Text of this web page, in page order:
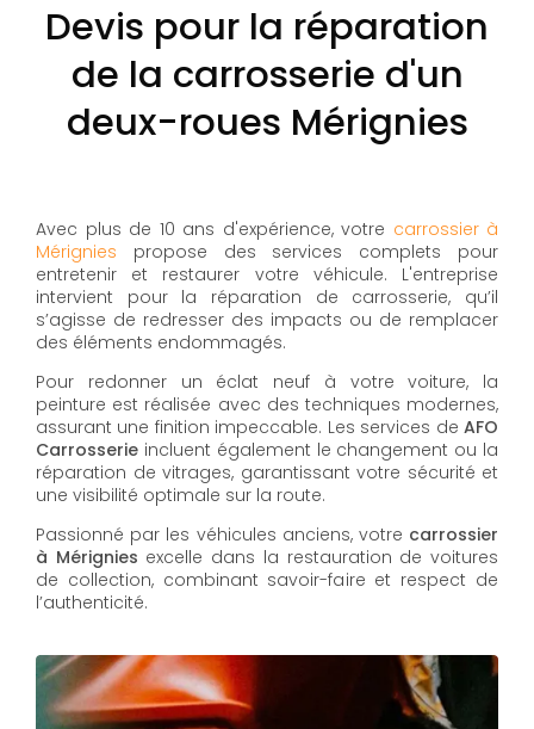
Devis pour la réparation
de la carrosserie d'un
deux-roues Mérignies
Avec plus de 10 ans d'expérience, votre carrossier à
Mérignies propose des services complets pour
entretenir et restaurer votre véhicule. L'entreprise
intervient pour la réparation de carrosserie, qu’il
s’agisse de redresser des impacts ou de remplacer
des éléments endommagés.
Pour redonner un éclat neuf à votre voiture, la
peinture est réalisée avec des techniques modernes,
assurant une finition impeccable. Les services de AFO
Carrosserie incluent également le changement ou la
réparation de vitrages, garantissant votre sécurité et
une visibilité optimale sur la route.
Passionné par les véhicules anciens, votre carrossier
à Mérignies excelle dans la restauration de voitures
de collection, combinant savoir-faire et respect de
l’authenticité.